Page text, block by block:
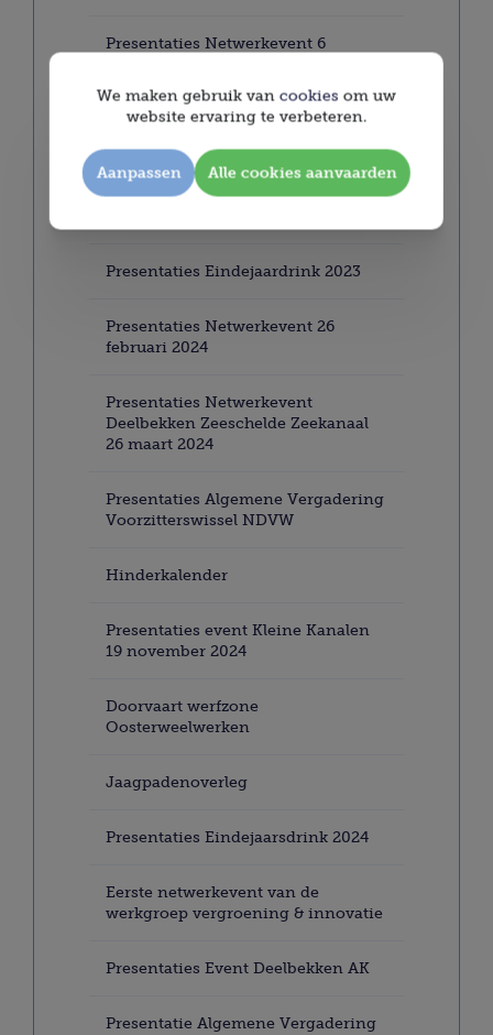
Presentaties Netwerkevent 6
Persbericht Veiligheid op de
presentatie event "Deelbekken
Presentaties Eindejaardrink 2023
Presentaties Netwerkevent 26
februari 2024
Presentaties Netwerkevent
Deelbekken Zeeschelde Zeekanaal
26 maart 2024
Presentaties Algemene Vergadering
Voorzitterswissel NDVW
Hinderkalender
Presentaties event Kleine Kanalen
19 november 2024
Doorvaart werfzone
Oosterweelwerken
Jaagpadenoverleg
Presentaties Eindejaarsdrink 2024
Eerste netwerkevent van de
werkgroep vergroening & innovatie
Presentaties Event Deelbekken AK
Presentatie Algemene Vergadering
We maken gebruik van cookies om uw
website ervaring te verbeteren.
Aanpassen Alle cookies aanvaarden